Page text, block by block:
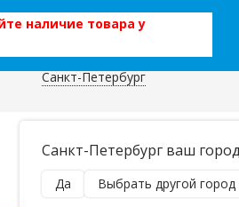
наличие товара у
Санкт-Петербург
Санкт-Петербург ваш
Да Выбрать другой город
наложенным платежом!
manager@regiontehsnab.ru